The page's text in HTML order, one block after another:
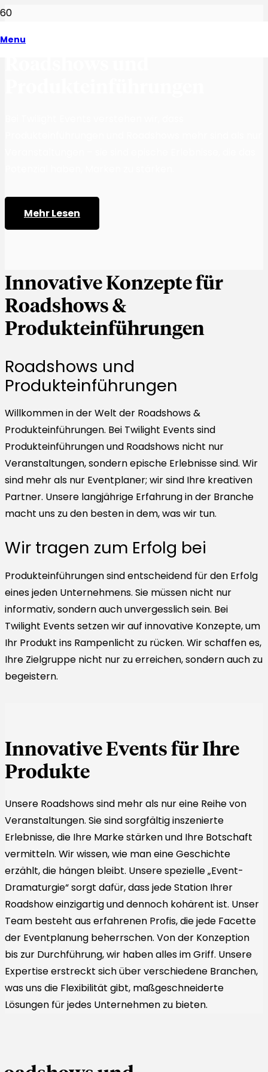
Menu
Mehr Lesen
Innovative Konzepte für
Roadshows &
Produkteinführungen
Roadshows und
Produkteinführungen
Willkommen in der Welt der Roadshows &
Produkteinführungen. Bei Twilight Events sind
Produkteinführungen und Roadshows nicht nur
Veranstaltungen, sondern epische Erlebnisse sind. Wir
sind mehr als nur Eventplaner; wir sind Ihre kreativen
Partner. Unsere langjährige Erfahrung in der Branche
macht uns zu den besten in dem, was wir tun.
Wir tragen zum Erfolg bei
Produkteinführungen sind entscheidend für den Erfolg
eines jeden Unternehmens. Sie müssen nicht nur
informativ, sondern auch unvergesslich sein. Bei
Twilight Events setzen wir auf innovative Konzepte, um
Ihr Produkt ins Rampenlicht zu rücken. Wir schaffen es,
Ihre Zielgruppe nicht nur zu erreichen, sondern auch zu
begeistern.
Innovative Events für Ihre
Produkte
Unsere Roadshows sind mehr als nur eine Reihe von
Veranstaltungen. Sie sind sorgfältig inszenierte
Erlebnisse, die Ihre Marke stärken und Ihre Botschaft
vermitteln. Wir wissen, wie man eine Geschichte
erzählt, die hängen bleibt. Unsere spezielle „Event-
Dramaturgie“ sorgt dafür, dass jede Station Ihrer
Roadshow einzigartig und dennoch kohärent ist. Unser
Team besteht aus erfahrenen Profis, die jede Facette
der Eventplanung beherrschen. Von der Konzeption
bis zur Durchführung, wir haben alles im Griff. Unsere
Expertise erstreckt sich über verschiedene Branchen,
was uns die Flexibilität gibt, maßgeschneiderte
Lösungen für jedes Unternehmen zu bieten.